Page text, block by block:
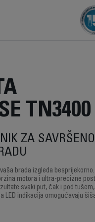
TN3400
ZA SAVRŠENO
brada izgleda besprijekorno.
motora i ultra-precizne
svaki put, čak i pod tušem,
LED indikacija omogućavaju